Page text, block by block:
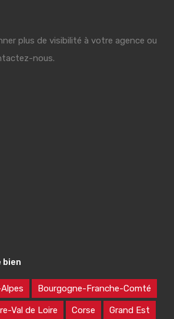
plus de visibilité à votre agence ou
nous.
bien
Bourgogne-Franche-Comté
Val de Loire Corse Grand Est